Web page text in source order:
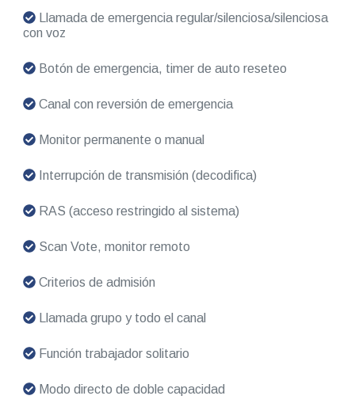
Llamada de emergencia regular/silenciosa/silenciosa
con voz
Botón de emergencia, timer de auto reseteo
Canal con reversión de emergencia
Monitor permanente o manual
Interrupción de transmisión (decodifica)
RAS (acceso restringido al sistema)
Scan Vote, monitor remoto
Criterios de admisión
Llamada grupo y todo el canal
Función trabajador solitario
Modo directo de doble capacidad